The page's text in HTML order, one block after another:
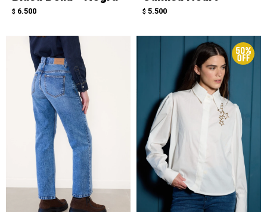
$ 6.500 $ 5.500